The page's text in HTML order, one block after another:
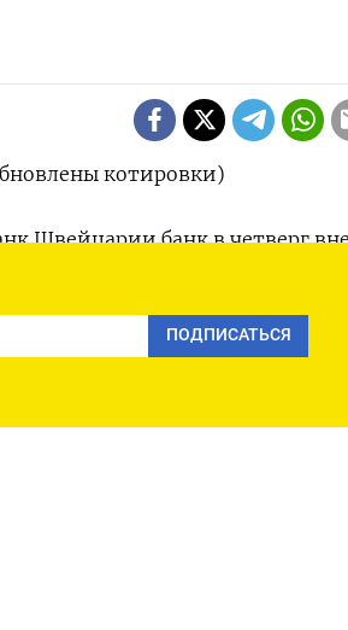
ПОДПИСАТЬСЯ
котировки)
Швейцарии банк в четверг
до 1,50%, став первым из
денежно-кредитной